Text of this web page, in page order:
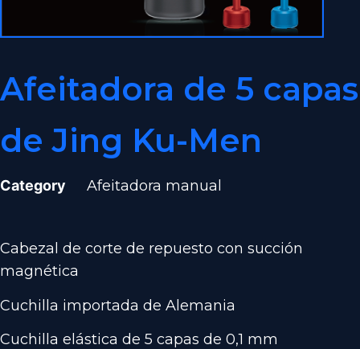
Afeitadora de 5 capas
de Jing Ku-Men
Category Afeitadora manual
Cabezal de corte de repuesto con succión
magnética
Cuchilla importada de Alemania
Cuchilla elástica de 5 capas de 0,1 mm